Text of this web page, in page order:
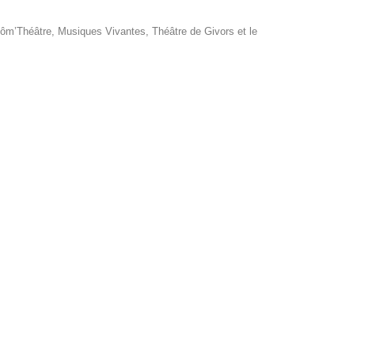
Musiques Vivantes, Théâtre de Givors et le